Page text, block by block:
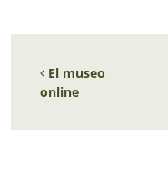
Navegación
El museo
online